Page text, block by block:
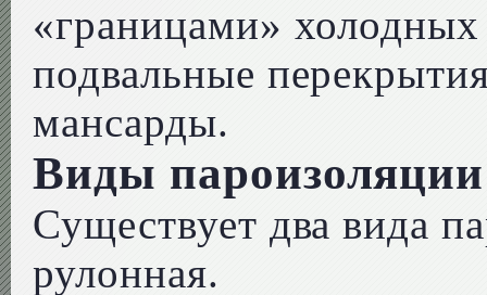
«границами»
подвальные
мансарды.
Виды
Существует два вида
рулонная.